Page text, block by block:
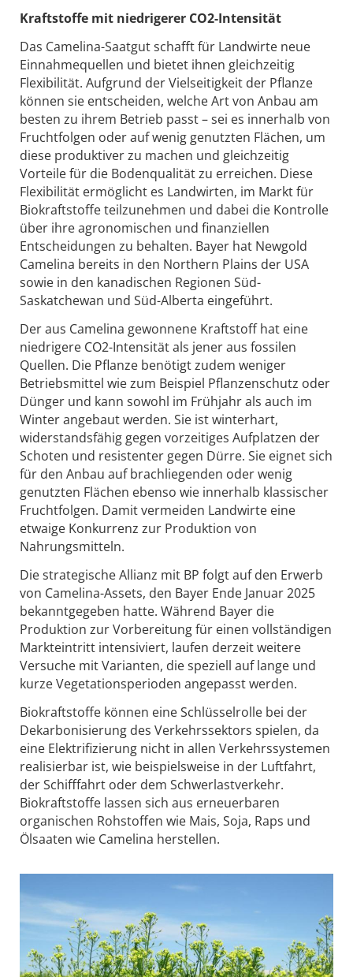
Kraftstoffe mit niedrigerer CO2-Intensität
Das Camelina-Saatgut schafft für Landwirte neue
Einnahmequellen und bietet ihnen gleichzeitig
Flexibilität. Aufgrund der Vielseitigkeit der Pflanze
können sie entscheiden, welche Art von Anbau am
besten zu ihrem Betrieb passt – sei es innerhalb von
Fruchtfolgen oder auf wenig genutzten Flächen, um
diese produktiver zu machen und gleichzeitig
Vorteile für die Bodenqualität zu erreichen. Diese
Flexibilität ermöglicht es Landwirten, im Markt für
Biokraftstoffe teilzunehmen und dabei die Kontrolle
über ihre agronomischen und finanziellen
Entscheidungen zu behalten. Bayer hat Newgold
Camelina bereits in den Northern Plains der USA
sowie in den kanadischen Regionen Süd-
Saskatchewan und Süd-Alberta eingeführt.
Der aus Camelina gewonnene Kraftstoff hat eine
niedrigere CO2-Intensität als jener aus fossilen
Quellen. Die Pflanze benötigt zudem weniger
Betriebsmittel wie zum Beispiel Pflanzenschutz oder
Dünger und kann sowohl im Frühjahr als auch im
Winter angebaut werden. Sie ist winterhart,
widerstandsfähig gegen vorzeitiges Aufplatzen der
Schoten und resistenter gegen Dürre. Sie eignet sich
für den Anbau auf brachliegenden oder wenig
genutzten Flächen ebenso wie innerhalb klassischer
Fruchtfolgen. Damit vermeiden Landwirte eine
etwaige Konkurrenz zur Produktion von
Nahrungsmitteln.
Die strategische Allianz mit BP folgt auf den Erwerb
von Camelina-Assets, den Bayer Ende Januar 2025
bekanntgegeben hatte. Während Bayer die
Produktion zur Vorbereitung für einen vollständigen
Markteintritt intensiviert, laufen derzeit weitere
Versuche mit Varianten, die speziell auf lange und
kurze Vegetationsperioden angepasst werden.
Biokraftstoffe können eine Schlüsselrolle bei der
Dekarbonisierung des Verkehrssektors spielen, da
eine Elektrifizierung nicht in allen Verkehrssystemen
realisierbar ist, wie beispielsweise in der Luftfahrt,
der Schifffahrt oder dem Schwerlastverkehr.
Biokraftstoffe lassen sich aus erneuerbaren
organischen Rohstoffen wie Mais, Soja, Raps und
Ölsaaten wie Camelina herstellen.